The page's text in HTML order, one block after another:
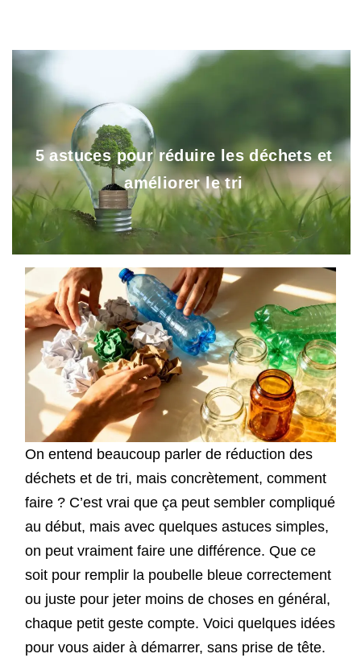
5 astuces pour réduire les déchets et
améliorer le tri
On entend beaucoup parler de réduction des
déchets et de tri, mais concrètement, comment
faire ? C’est vrai que ça peut sembler compliqué
au début, mais avec quelques astuces simples,
on peut vraiment faire une différence. Que ce
soit pour remplir la poubelle bleue correctement
ou juste pour jeter moins de choses en général,
chaque petit geste compte. Voici quelques idées
pour vous aider à démarrer, sans prise de tête.